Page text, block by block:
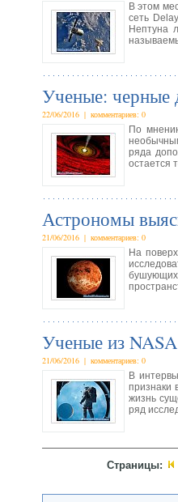
В этом
сеть
Нептуна
Ученые: черные
22/06/2016 | комментариев: 0
По
ряда
остается
Астрономы
21/06/2016 | комментариев: 0
На
бушующих
Ученые из
21/06/2016 | комментариев: 0
В
признаки
жизнь
ряд
Страницы: